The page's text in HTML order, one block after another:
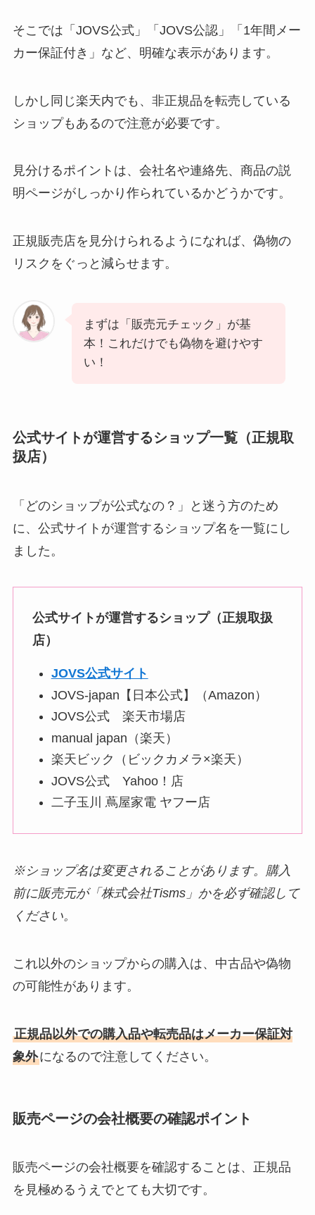
そこでは「JOVS公式」「JOVS公認」「1年間メー
カー保証付き」など、明確な表示があります。
しかし同じ楽天内でも、非正規品を転売している
ショップもあるので注意が必要です。
見分けるポイントは、会社名や連絡先、商品の説
明ページがしっかり作られているかどうかです。
正規販売店を見分けられるようになれば、偽物の
リスクをぐっと減らせます。
まずは「販売元チェック」が基
本！これだけでも偽物を避けやす
い！
公式サイトが運営するショップ一覧（正規取
扱店）
「どのショップが公式なの？」と迷う方のため
に、公式サイトが運営するショップ名を一覧にし
ました。
公式サイトが運営するショップ（正規取扱
店）
JOVS公式サイト
JOVS-japan【日本公式】（Amazon）
JOVS公式 楽天市場店
manual japan（楽天）
楽天ビック（ビックカメラ×楽天）
JOVS公式 Yahoo！店
二子玉川 蔦屋家電 ヤフー店
※ショップ名は変更されることがあります。購入
前に販売元が「株式会社Tisms」かを必ず確認して
ください。
これ以外のショップからの購入は、中古品や偽物
の可能性があります。
正規品以外での購入品や転売品はメーカー保証対
象外になるので注意してください。
販売ページの会社概要の確認ポイント
販売ページの会社概要を確認することは、正規品
を見極めるうえでとても大切です。